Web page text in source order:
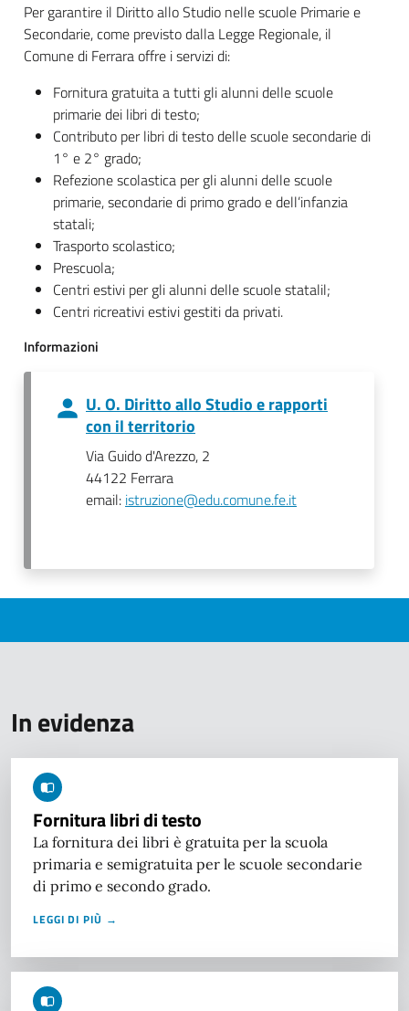
Per garantire il Diritto allo Studio nelle scuole Primarie e
Secondarie, come previsto dalla Legge Regionale, il
Comune di Ferrara offre i servizi di:
Fornitura gratuita a tutti gli alunni delle scuole
primarie dei libri di testo;
Contributo per libri di testo delle scuole secondarie di
1° e 2° grado;
Refezione scolastica per gli alunni delle scuole
primarie, secondarie di primo grado e dell’infanzia
statali;
Trasporto scolastico;
Prescuola;
Centri estivi per gli alunni delle scuole statalil;
Centri ricreativi estivi gestiti da privati.
Informazioni
U. O. Diritto allo Studio e rapporti
con il territorio
Via Guido d'Arezzo, 2
44122 Ferrara
email: istruzione@edu.comune.fe.it
In evidenza
Fornitura libri di testo
La fornitura dei libri è gratuita per la scuola
primaria e semigratuita per le scuole secondarie
di primo e secondo grado.
LEGGI DI PIÙ →